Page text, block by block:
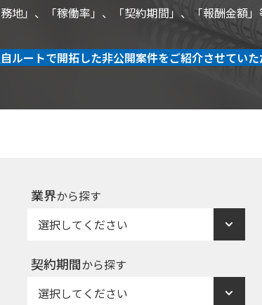
」、「稼働率」、「契約期間」、「報酬金額」
ートで開拓した非公開案件をご紹介させていた
業界から探す
契約期間から探す